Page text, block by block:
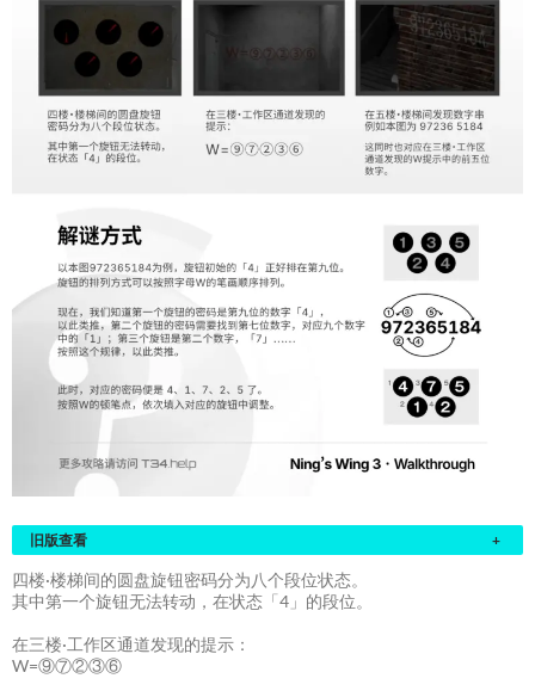
旧版查看 +
四楼·楼梯间的圆盘旋钮密码分为八个段位状态。
其中第一个旋钮无法转动，在状态「4」的段位。
在三楼·工作区通道发现的提示：
W=⑨⑦②③⑥